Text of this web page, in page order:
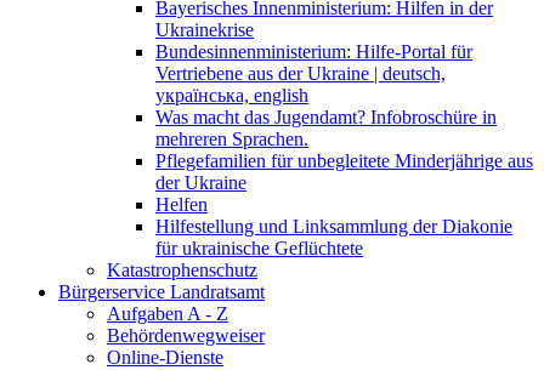
Bayerisches Innenministerium: Hilfen in der
Ukrainekrise
Bundesinnenministerium: Hilfe-Portal für
Vertriebene aus der Ukraine | deutsch,
українська, english
Was macht das Jugendamt? Infobroschüre in
mehreren Sprachen.
Pflegefamilien für unbegleitete Minderjährige aus
der Ukraine
Helfen
Hilfestellung und Linksammlung der Diakonie
für ukrainische Geflüchtete
Katastrophenschutz
Bürgerservice Landratsamt
Aufgaben A - Z
Behördenwegweiser
Online-Dienste